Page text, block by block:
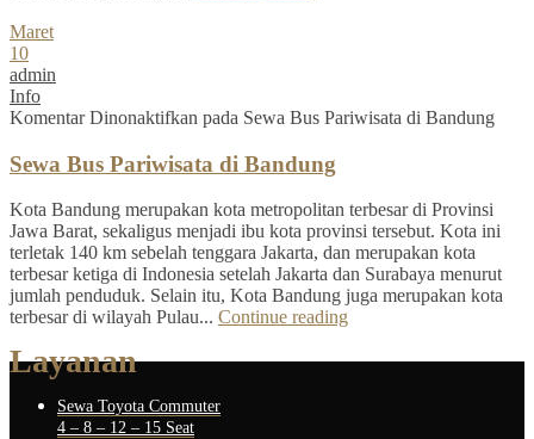
Maret
10
admin
Info
Komentar Dinonaktifkan pada Sewa Bus Pariwisata di Bandung
Sewa Bus Pariwisata di Bandung
Kota Bandung merupakan kota metropolitan terbesar di Provinsi
Jawa Barat, sekaligus menjadi ibu kota provinsi tersebut. Kota ini
terletak 140 km sebelah tenggara Jakarta, dan merupakan kota
terbesar ketiga di Indonesia setelah Jakarta dan Surabaya menurut
jumlah penduduk. Selain itu, Kota Bandung juga merupakan kota
terbesar di wilayah Pulau... Continue reading
Layanan
Sewa Toyota Commuter
4 – 8 – 12 – 15 Seat